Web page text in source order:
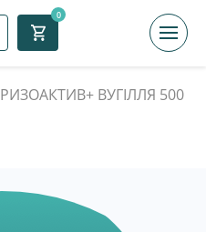
0
РИЗОАКТИВ+ ВУГІЛЛЯ 500